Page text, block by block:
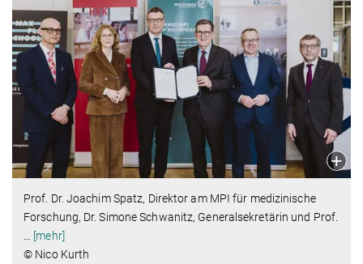
Prof. Dr. Joachim Spatz, Direktor am MPI für medizinische
Forschung, Dr. Simone Schwanitz, Generalsekretärin und Prof.
[mehr]
© Nico Kurth ​​​​​​​